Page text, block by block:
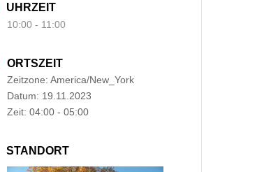
UHRZEIT
10:00 - 11:00
ORTSZEIT
Zeitzone:America/New_York
Datum: 19.11.2023
Zeit:04:00 - 05:00
STANDORT